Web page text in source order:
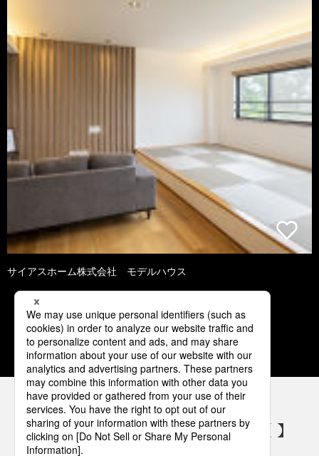
サイアスホーム株式会社 モデルハウス
1 2 3 4 5
パナソニックの電気設備 SNSアカウント